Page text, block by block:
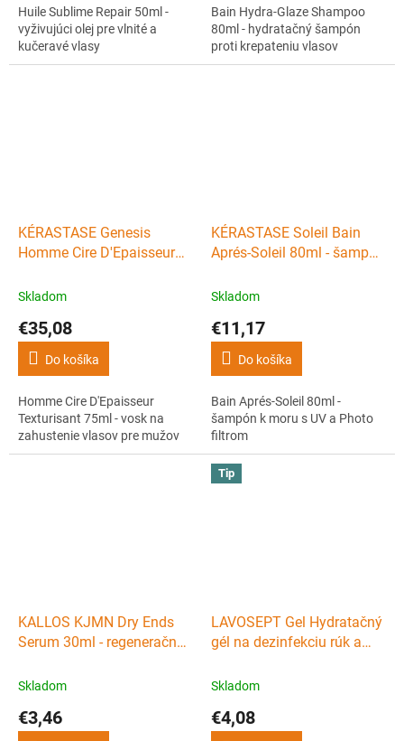
Huile Sublime Repair 50ml -
vyživujúci olej pre vlnité a
kučeravé vlasy
Bain Hydra-Glaze Shampoo
80ml - hydratačný šampón
proti krepateniu vlasov
KÉRASTASE Genesis
Homme Cire D'Epaisseur
zahustenie vlasov pre
Skladom
€35,08
Do košíka
Homme Cire D'Epaisseur
Texturisant 75ml - vosk na
zahustenie vlasov pre mužov
KÉRASTASE Soleil Bain
Aprés-Soleil 80ml - šampón
Skladom
€11,17
Do košíka
Bain Aprés-Soleil 80ml -
šampón k moru s UV a Photo
filtrom
KALLOS KJMN Dry Ends
Serum 30ml - regeneračné
Skladom
€3,46
Tip
LAVOSEPT Gel Hydratačný
gél na dezinfekciu rúk a
citrónu
Skladom
€4,08